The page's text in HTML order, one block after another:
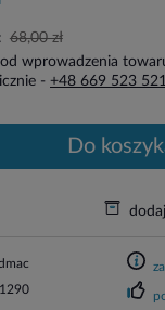
68,00 zł
od wprowadzenia
- +48 669 523 521
do